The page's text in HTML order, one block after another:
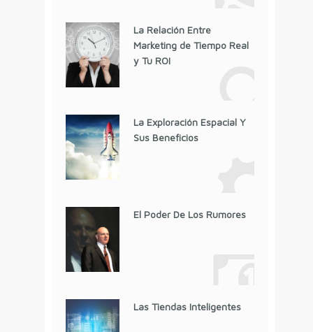
La Relación Entre
Marketing de Tiempo Real
y Tu ROI
La Exploración Espacial Y
Sus Beneficios
El Poder De Los Rumores
Las Tiendas Inteligentes